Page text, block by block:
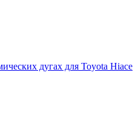
дугах для Toyota Hiace